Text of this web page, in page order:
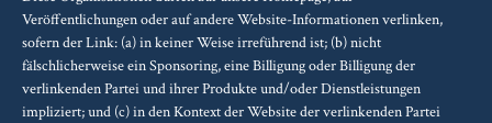
Veröffentlichungen oder auf andere Website-Informationen verlinken,
sofern der Link: (a) in keiner Weise irreführend ist; (b) nicht
fälschlicherweise ein Sponsoring, eine Billigung oder Billigung der
verlinkenden Partei und ihrer Produkte und/oder Dienstleistungen
impliziert; und (c) in den Kontext der Website der verlinkenden Partei